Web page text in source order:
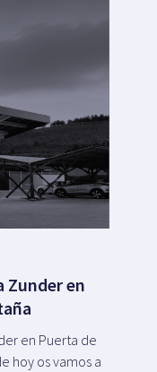
Zunder en
en Puerta de
hoy os vamos a